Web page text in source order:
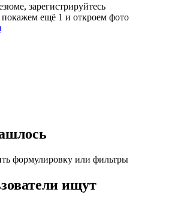
зарегистрируйтесь
ещё 1 и откроем фото
формулировку или фильтры
ищут